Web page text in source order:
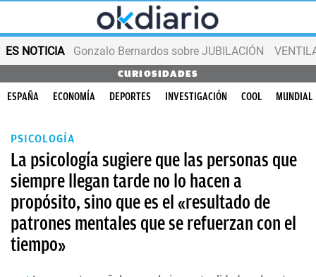
ES NOTICIA Gonzalo Bernardos sobre JUBILACIÓN
CURIOSIDADES
ESPAÑA ECONOMÍA DEPORTES INVESTIGACIÓN COOL MUNDIAL
PSICOLOGÍA
La psicología sugiere que las personas que
siempre llegan tarde no lo hacen a
propósito, sino que es el «resultado de
patrones mentales que se refuerzan con el
tiempo»